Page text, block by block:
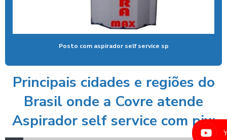
Equipamento de lavagem automotiva
Equipamento para lavagem de onibus
Equipamento de limpeza de colheitadeiras
Equipamentos para higienização automotiva
Equipamentos para higienização de veiculos
Equipamentos para lavagem de caminhoes
Posto com aspirador self service sp
Principais cidades e regiões do
Brasil onde a Covre atende
Aspirador self service com pix: